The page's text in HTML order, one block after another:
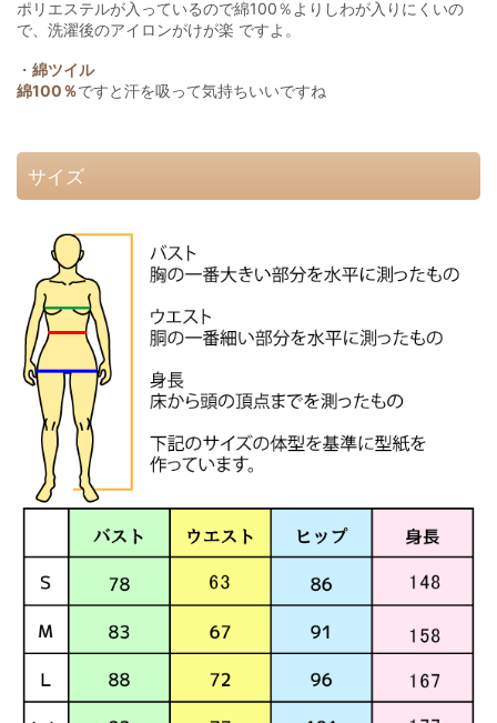
ポリエステルが入っているので綿100％よりしわが入りにくいの
で、洗濯後のアイロンがけが楽 ですよ。
・ 綿ツイル
綿100％ですと汗を吸って気持ちいいですね
サイズ